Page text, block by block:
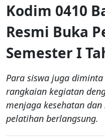
Kodim 0410
Resmi Buka
Semester I
Para siswa juga
rangkaian kegiatan
menjaga kesehatan
pelatihan berlangsung.